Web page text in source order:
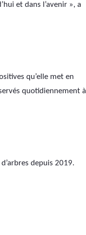
et dans l’avenir », a
qu’elle met en
quotidiennement à
depuis 2019.